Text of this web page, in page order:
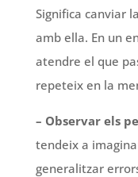
Significa canviar
amb ella. En un
atendre el que
repeteix en la
– Observar els
tendeix a
generalitzar